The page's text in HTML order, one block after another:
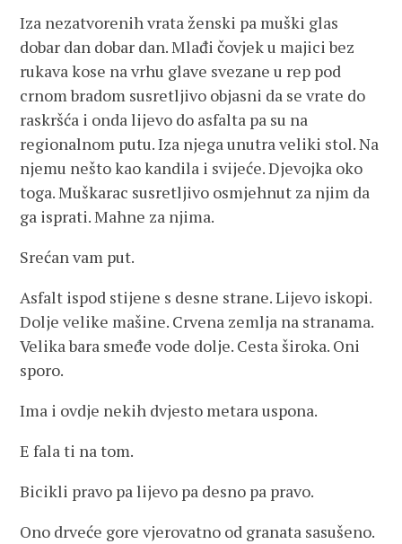
Iza nezatvorenih vrata ženski pa muški glas
dobar dan dobar dan. Mlađi čovjek u majici bez
rukava kose na vrhu glave svezane u rep pod
crnom bradom susretljivo objasni da se vrate do
raskršća i onda lijevo do asfalta pa su na
regionalnom putu. Iza njega unutra veliki stol. Na
njemu nešto kao kandila i svijeće. Djevojka oko
toga. Muškarac susretljivo osmjehnut za njim da
ga isprati. Mahne za njima.
Srećan vam put.
Asfalt ispod stijene s desne strane. Lijevo iskopi.
Dolje velike mašine. Crvena zemlja na stranama.
Velika bara smeđe vode dolje. Cesta široka. Oni
sporo.
Ima i ovdje nekih dvjesto metara uspona.
E fala ti na tom.
Bicikli pravo pa lijevo pa desno pa pravo.
Ono drveće gore vjerovatno od granata sasušeno.